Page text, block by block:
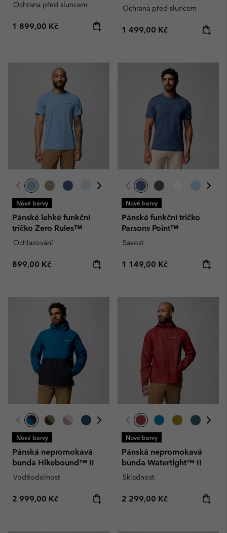
Ochrana před sluncem
Regular price:
1 899,00 Kč
Ochrana před sluncem
Regular price:
1 499,00 Kč
Nové barvy
Pánské lehké funkční
tričko Zero Rules™
Ochlazování
Regular price:
899,00 Kč
Nové barvy
Pánské funkční tričko
Parsons Point™
Savost
Regular price:
1 149,00 Kč
Nové barvy
Pánská nepromokavá
bunda Hikebound™ II
Voděodolnost
Regular price:
2 999,00 Kč
Nové barvy
Pánská nepromokavá
bunda Watertight™ II
Skladnost
Regular price:
2 299,00 Kč